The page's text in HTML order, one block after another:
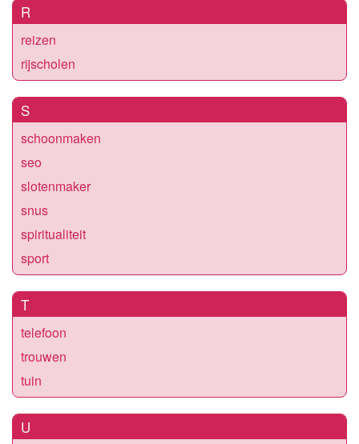
R
reizen
rijscholen
S
schoonmaken
seo
slotenmaker
snus
spiritualiteit
sport
T
telefoon
trouwen
tuin
U